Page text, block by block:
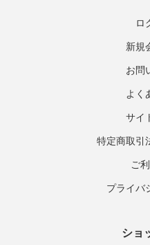
ロ
新規
お問
よく
サイ
特定商取引
ご
プライバ
ショ